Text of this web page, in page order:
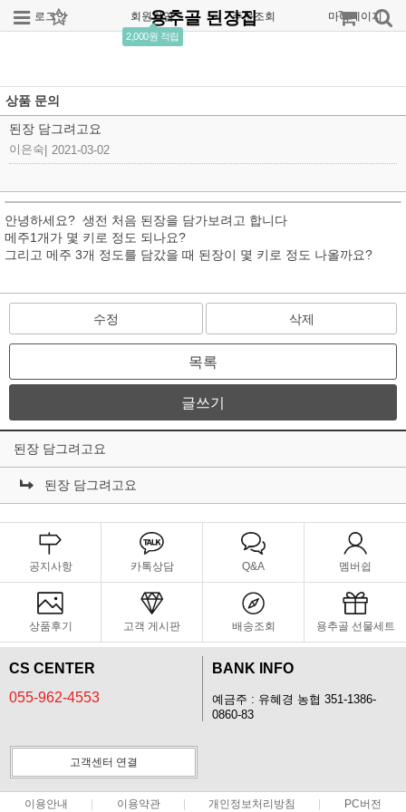
로그인 회원가입
2,000원 적립
주문조회 마이페이지
용추골 된장집
상품 문의
된장 담그려고요
이은숙 2021-03-02
안녕하세요? 생전 처음 된장을 담가보려고 합니다
메주1개가 몇 키로 정도 되나요?
그리고 메주 3개 정도를 담갔을 때 된장이 몇 키로 정도 나올까요?
수정 삭제
목록
글쓰기
된장 담그려고요
된장 담그려고요
공지사항 카톡상담 Q&A 멤버쉽
상품후기 고객 게시판 배송조회 용추골 선물세트
CS CENTER
055-962-4553
BANK INFO
예금주 : 유혜경 농협 351-1386-
0860-83
고객센터 연결
이용안내 이용약관 개인정보처리방침 PC버전